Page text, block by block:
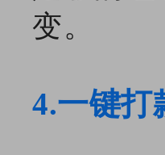
变。
4.一键打